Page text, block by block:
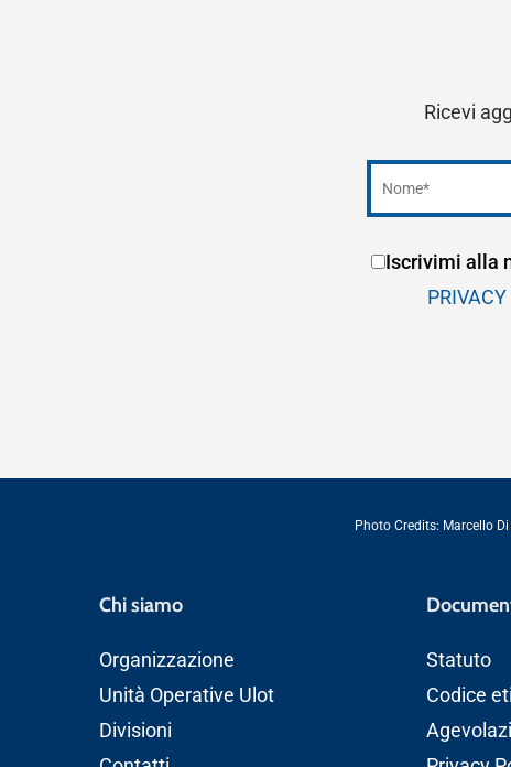
Ricevi
Iscrivimi alla
PRIVACY
Photo Credits: Marcello
Chi siamo
Organizzazione
Unità Operative Ulot
Divisioni
Statuto
Codice